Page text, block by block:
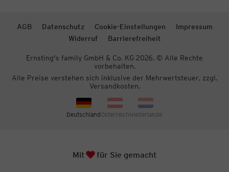
AGB Datenschutz Cookie-Einstellungen
Impressum
Widerruf
Barrierefreiheit
Ernsting's family GmbH & Co. KG 2026. © Alle Rechte
vorbehalten.
Alle Preise verstehen sich inklusive der Mehrwertsteuer, zzgl.
Versandkosten.
DeutschlandÖsterreichNiederlande
MitHerzfür Sie gemacht